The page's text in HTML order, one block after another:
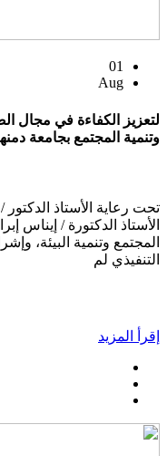
01
Aug
لتعزيز الكفاءة في مجال
وتنمية المجتمع بجامعة
الأستاذ الدكتورة / إيناس
المجتمع وتنمية البيئة،
التنفيذي لم
إقرأ المزيد